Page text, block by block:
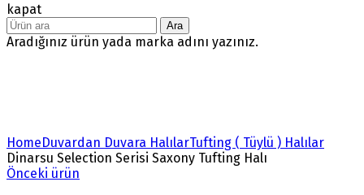
kapat
Ara
Aradığınız ürün yada marka adını yazınız.
HomeDuvardan Duvara HalılarTufting ( Tüylü ) Halılar
Dinarsu Selection Serisi Saxony Tufting Halı
Önceki ürün